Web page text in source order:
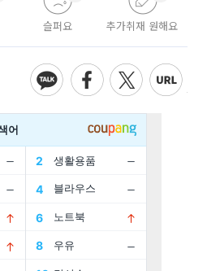
슬퍼요 추가취재 원해요